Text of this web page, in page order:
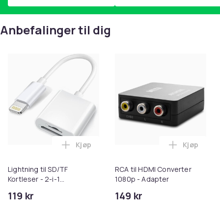
Anbefalinger til dig
Lightning til SD/TF
Kortleser - 2-i-1
iPhone/iPad
119 kr
Legg Lightning til SD/TF Kortleser - 2-i-
Kjøp
RCA til HDMI Converter
1080p - Adapter
149 kr
Legg
Kjøp